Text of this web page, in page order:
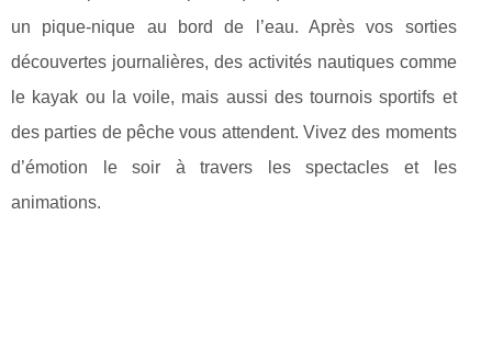
un pique-nique au bord de l’eau. Après vos sorties
découvertes journalières, des activités nautiques comme
le kayak ou la voile, mais aussi des tournois sportifs et
des parties de pêche vous attendent. Vivez des moments
d’émotion le soir à travers les spectacles et les
animations.